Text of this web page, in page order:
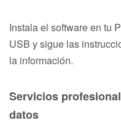
Instala el software en tu
USB y sigue las
la información.
Servicios
datos